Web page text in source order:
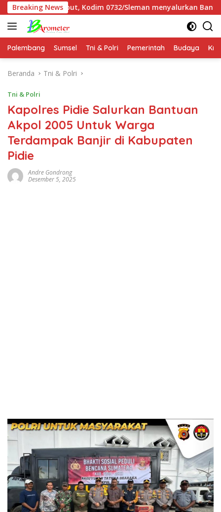
Langsung
ke
konten
Breaking NewsBantuan air bersih kepada warga seperti
Palembang Sumsel Tni & Polri Pemerintah Budaya
Beranda Tni & Polri
Tni & Polri
Kapolres Pidie Salurkan Bantuan
Akpol 2005 Untuk Warga
Terdampak Banjir di Kabupaten
Pidie
Andre Gondrong
Desember 5, 2025